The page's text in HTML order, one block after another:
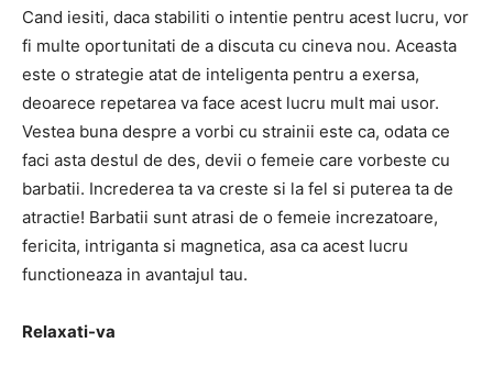
Cand iesiti, daca stabiliti o intentie pentru acest lucru, vor
fi multe oportunitati de a discuta cu cineva nou. Aceasta
este o strategie atat de inteligenta pentru a exersa,
deoarece repetarea va face acest lucru mult mai usor.
Vestea buna despre a vorbi cu strainii este ca, odata ce
faci asta destul de des, devii o femeie care vorbeste cu
barbatii. Increderea ta va creste si la fel si puterea ta de
atractie! Barbatii sunt atrasi de o femeie increzatoare,
fericita, intriganta si magnetica, asa ca acest lucru
functioneaza in avantajul tau.
Relaxati-va